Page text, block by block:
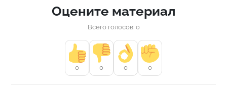
Оцените материал
Всего голосов: 0
0 0 0 0